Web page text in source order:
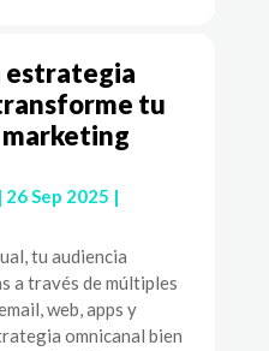
estrategia
tu
| 26 Sep 2025 |
tu audiencia
a través de múltiples
web, apps y
omnicanal bien